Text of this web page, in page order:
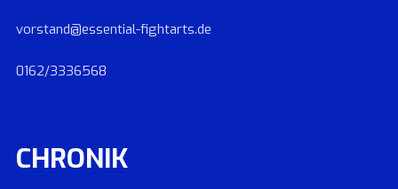
vorstand@essential-fightarts.de
0162/3336568
CHRONIK